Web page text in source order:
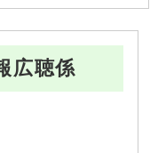
広聴係